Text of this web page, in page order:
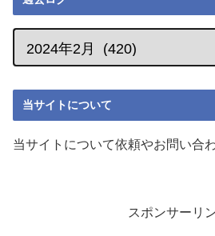
当サイトについて
当サイトについて依頼やお問い合
スポンサーリ